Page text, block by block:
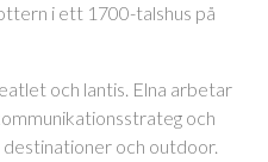
i ett 1700-talshus på
och lantis. Elna arbetar
och
och outdoor.